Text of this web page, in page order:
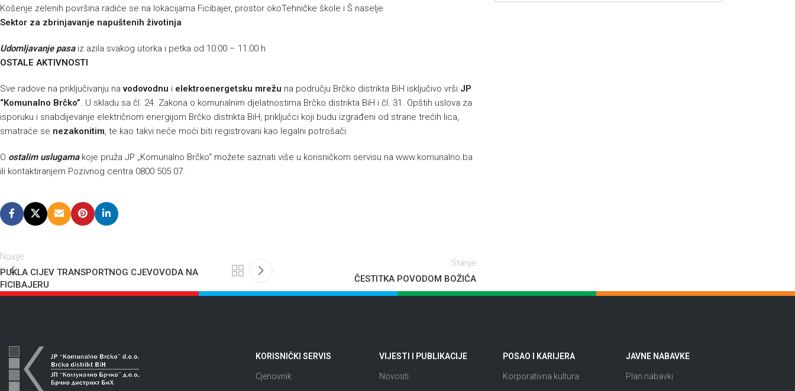
Košenje zelenih površina radiće se na lokacijama Ficibajer, prostor okoTehničke škole i Š naselje
Sektor za zbrinjavanje napuštenih životinja
Udomljavanje pasaiz azila svakog utorka i petka od 10:00 – 11:00 h
OSTALE AKTIVNOSTI
Sve radove na priključivanju navodovodnu i elektroenergetsku mrežu na području Brčko distrikta BiH isključivo vrši JP
“Komunalno Brčko”. U skladu sa čl. 24. Zakona o komunalnim djelatnostima Brčko distrikta BiH i čl. 31. Opštih uslova za
isporuku i snabdijevanje električnom energijom Brčko distrikta BiH, priključci koji budu izgrađeni od strane trećih lica,
smatraće se nezakonitim, te kao takvi neće moći biti registrovani kao legalni potrošači.
O ostalim uslugamakoje pruža JP „Komunalno Brčko“ možete saznati više u korisničkom servisu na www.komunalno.ba
ili kontaktiranjem Pozivnog centra 0800 505 07.
Novije
PUKLA CIJEV TRANSPORTNOG CJEVOVODA NA
FICIBAJERU
Starije
ČESTITKA POVODOM BOŽIĆA
KORISNIČKI SERVIS
Cjenovnik
VIJESTI I PUBLIKACIJE
Novosti
POSAO I KARIJERA
Korporativna kultura
JAVNE NABAVKE
Plan nabavki